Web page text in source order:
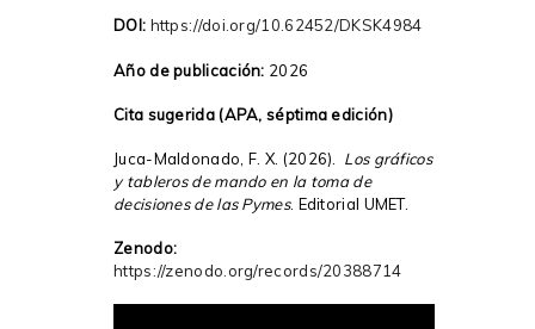
DOI: https://doi.org/10.62452/DKSK4984
Año de publicación: 2026
Cita sugerida (APA, séptima edición)
Juca-Maldonado, F. X. (2026). Los gráficos
y tableros de mando en la toma de
decisiones de las Pymes. Editorial UMET.
Zenodo:
https://zenodo.org/records/20388714